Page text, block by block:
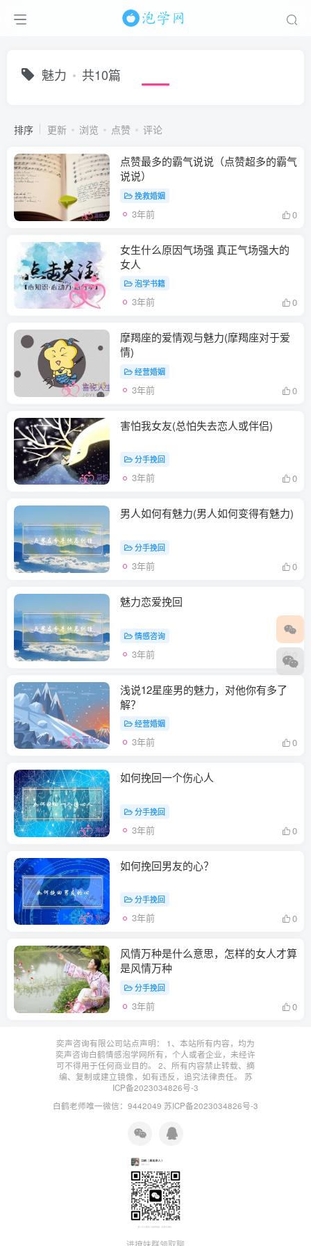
魅力 共10篇
排序 更新 浏览 点赞 评论
点赞最多的霸气说说（点赞超多的霸气
说说）
挽救婚姻
3年前 0
女生什么原因气场强 真正气场强大的
女人
泡学书籍
3年前 0
摩羯座的爱情观与魅力(摩羯座对于爱
情)
经营婚姻
3年前 0
害怕我女友(总怕失去恋人或伴侣)
分手挽回
3年前 0
男人如何有魅力(男人如何变得有魅力)
分手挽回
3年前 0
魅力恋爱挽回
情感咨询
3年前 0
浅说12星座男的魅力，对他你有多了
解？
经营婚姻
3年前 0
如何挽回一个伤心人
分手挽回
3年前 0
如何挽回男友的心？
分手挽回
3年前 0
风情万种是什么意思，怎样的女人才算
是风情万种
分手挽回
3年前 0
奕声咨询有限公司站点声明： 1、本站所有内容，均为
奕声咨询白鹤情感泡学网所有，个人或者企业，未经许
可不得用于任何商业目的。 2、所有内容禁止转载、摘
编、复制或建立镜像，如有违反，追究法律责任。 苏
ICP备2023034826号-3
白鹤老师唯一微信：9442049 苏ICP备2023034826号-3